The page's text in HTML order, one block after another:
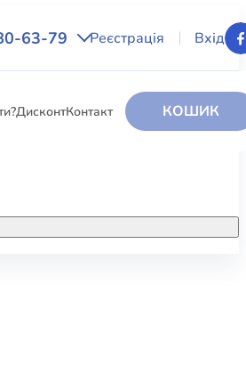
63-79 Реєстрація Вхід
ДисконтКонтакт КОШИК